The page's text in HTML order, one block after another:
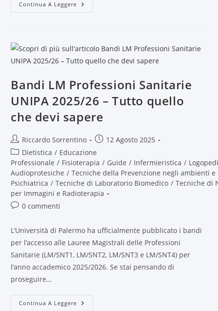
Continua A Leggere
Bandi LM Professioni Sanitarie
UNIPA 2025/26 – Tutto quello
che devi sapere
Riccardo Sorrentino
12 Agosto 2025
Dietistica / Educazione
Professionale / Fisioterapia / Guide / Infermieristica /
Audioprotesiche / Tecniche della Prevenzione negli ambienti
Psichiatrica / Tecniche di Laboratorio Biomedico / Tecniche di
per Immagini e Radioterapia
0 commenti
L’Università di Palermo ha ufficialmente pubblicato i bandi
per l’accesso alle Lauree Magistrali delle Professioni
Sanitarie (LM/SNT1, LM/SNT2, LM/SNT3 e LM/SNT4) per
l’anno accademico 2025/2026. Se stai pensando di
proseguire…
Continua A Leggere